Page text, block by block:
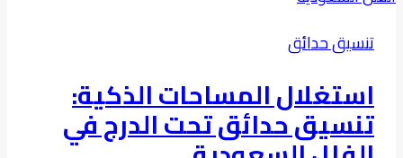
بالسعودية
الفكرة
إلى
الإضاءة
تنسيق حدائق
استغلال المساحات الذكية:
تنسيق حدائق تحت الدرج في